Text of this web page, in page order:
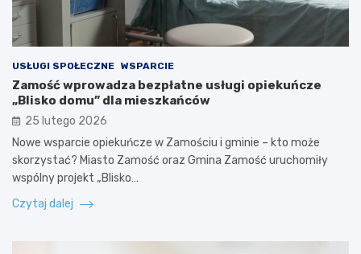
USŁUGI SPOŁECZNE WSPARCIE
Zamość wprowadza bezpłatne usługi opiekuńcze
„Blisko domu” dla mieszkańców
25 lutego 2026
Nowe wsparcie opiekuńcze w Zamościu i gminie – kto może
skorzystać? Miasto Zamość oraz Gmina Zamość uruchomiły
wspólny projekt „Blisko…
Czytaj dalej